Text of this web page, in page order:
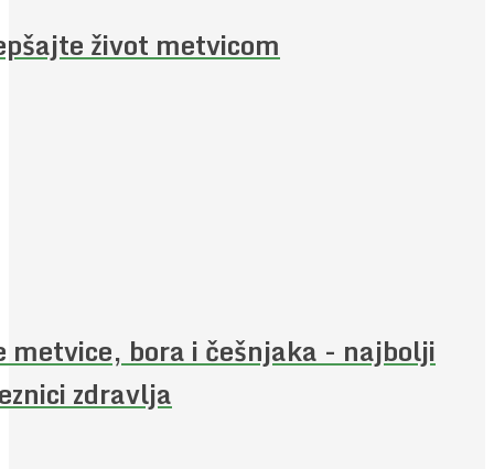
život metvicom
metvice, bora i češnjaka - najbolji
zdravlja